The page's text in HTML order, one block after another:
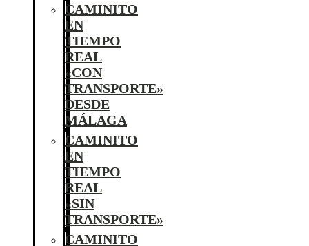
CAMINITO
EN
TIEMPO
REAL
«CON
TRANSPORTE»
DESDE
MÁLAGA
CAMINITO
EN
TIEMPO
REAL
«SIN
TRANSPORTE»
CAMINITO